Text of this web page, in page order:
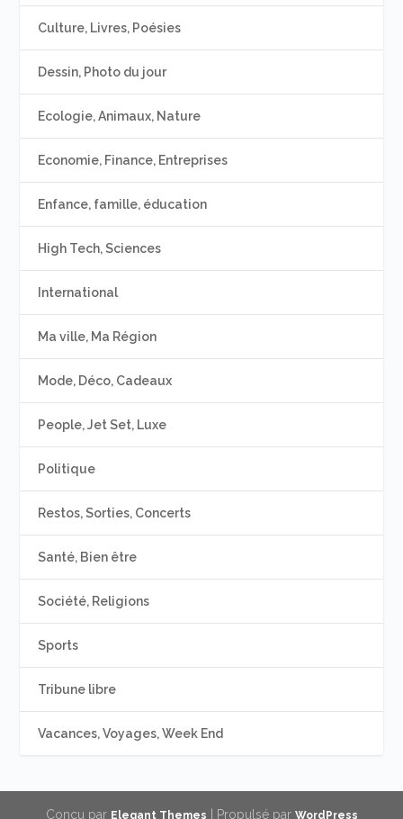
Culture, Livres, Poésies
Dessin, Photo du jour
Ecologie, Animaux, Nature
Economie, Finance, Entreprises
Enfance, famille, éducation
High Tech, Sciences
International
Ma ville, Ma Région
Mode, Déco, Cadeaux
People, Jet Set, Luxe
Politique
Restos, Sorties, Concerts
Santé, Bien être
Société, Religions
Sports
Tribune libre
Vacances, Voyages, Week End
Conçu par Elegant Themes | Propulsé par WordPress